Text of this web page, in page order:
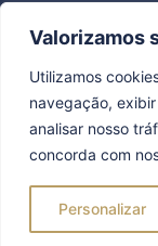
Valorizamos
Utilizamos
navegação,
analisar nosso
concorda com
Personalizar
Copyright